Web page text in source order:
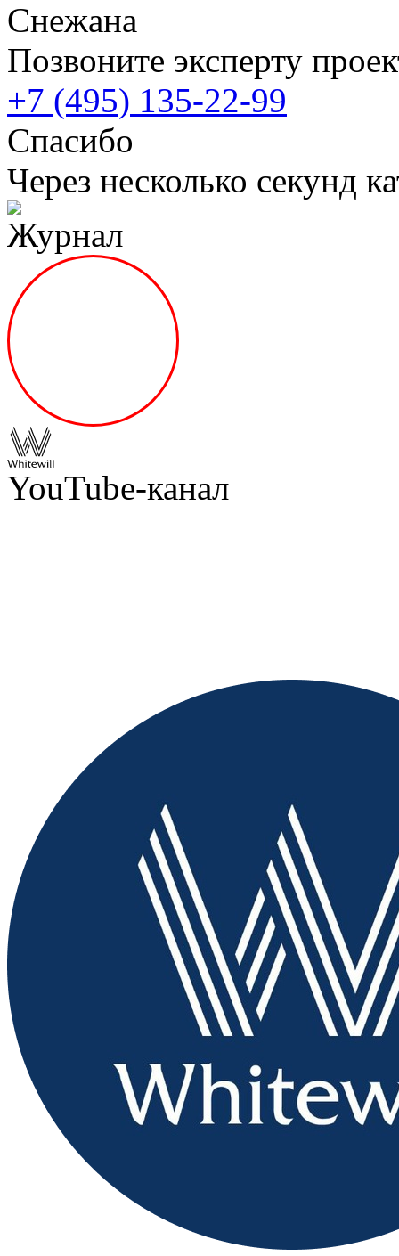
Снежана
Позвоните эксперту
+7 (495) 135-22-99
Спасибо
Через несколько секунд
YouTube-канал